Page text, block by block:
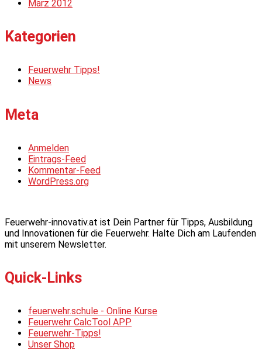
März 2012
Kategorien
Feuerwehr Tipps!
News
Meta
Anmelden
Eintrags-Feed
Kommentar-Feed
WordPress.org
Feuerwehr-innovativ.at ist Dein Partner für Tipps, Ausbildung
und Innovationen für die Feuerwehr. Halte Dich am Laufenden
mit unserem Newsletter.
Quick-Links
feuerwehr.schule - Online Kurse
Feuerwehr CalcTool APP
Feuerwehr-Tipps!
Unser Shop